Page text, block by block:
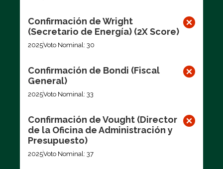
Confirmación de Wright
(Secretario de Energía) (2X Score)
2025Voto Nominal: 30
Confirmación de Bondi (Fiscal
General)
2025Voto Nominal: 33
Confirmación de Vought (Director
de la Oficina de Administración y
Presupuesto)
2025Voto Nominal: 37